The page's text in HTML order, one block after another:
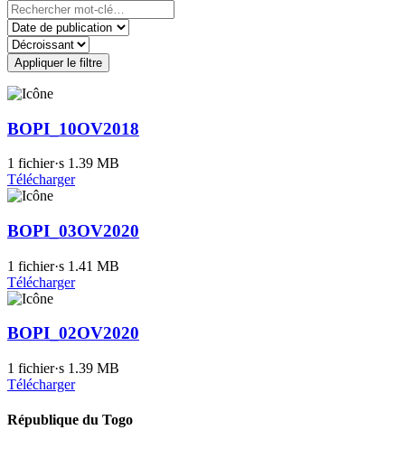
Appliquer le filtre
BOPI_10OV2018
1 fichier·s 1.39 MB
Télécharger
BOPI_03OV2020
1 fichier·s 1.41 MB
Télécharger
BOPI_02OV2020
1 fichier·s 1.39 MB
Télécharger
République du Togo